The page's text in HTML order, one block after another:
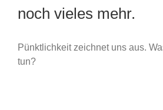
noch vieles mehr.
Pünktlichkeit zeichnet uns aus.
tun?